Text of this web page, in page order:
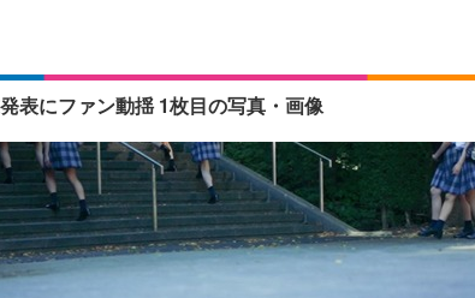
表にファン動揺 1枚目の写真・画像